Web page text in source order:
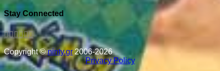
Stay Connected
Copyright ©ninty.gr 2006-2026
Privacy Policy